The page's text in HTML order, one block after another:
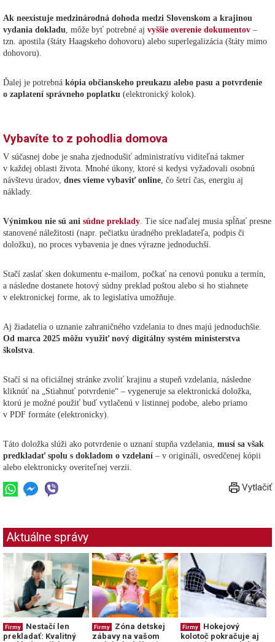
Ak neexistuje medzinárodná dohoda medzi Slovenskom a krajinou
vydania dokladu , môže byť potrebné aj vyššie overenie dokumentov –
tzn. apostila (štáty Haagskeho dohovoru) alebo superlegalizácia (štáty mimo
dohovoru).
Ďalej je potrebná kópia občianskeho preukazu alebo pasu a potvrdenie
o zaplatení správneho poplatku (elektronický kolok).
Vybavíte to z pohodlia domova
V súčasnej dobe je snaha zjednodušiť administratívu viditeľná takmer
v každej oblasti života. Mnohé úkony, ktoré si kedysi vyžadovali osobnú
návštevu úradov, dnes vieme vybaviť online , čo šetrí čas, energiu aj
náklady.
Výnimkou nie sú ani súdne preklady . Tie síce naďalej musia spĺňať presne
stanovené náležitosti (napr. pečiatku úradného prekladateľa, podpis či
doložku), no proces vybavenia je dnes výrazne jednoduchší.
Stačí zaslať sken dokumentu e-mailom, počkať na cenovú ponuku a termín,
a následne dostanete hotový súdny preklad poštou alebo si ho stiahnete
v elektronickej forme, ak to legislatíva umožňuje.
Aj žiadatelia o uznanie zahraničného vzdelania to dnes majú jednoduchšie.
Od marca 2025 môžu využiť nový digitálny systém ministerstva
školstva
Stačí si na oficiálnej stránke zvoliť krajinu a stupeň vzdelania, následne
kliknúť na „Stiahnuť potvrdenie“ – vygeneruje sa elektronická doložka,
ktorú je možné použiť buď vytlačenú v listinnej podobe, alebo priamo
v PDF formáte (elektronicky).
Táto doložka slúži ako potvrdenie o uznaní stupňa vzdelania, musí sa však
predkladať spolu s dokladom o vzdelaní – v origináli, osvedčenej kópii
alebo elektronicky overiteľnej verzii.
Vytlačiť
Aktuálne správy
Firmy
Nestačí len
prekladať: Kvalitný
Firmy
Zóna detskej
zábavy na vašom
Firmy
Hokejový
kolotoč pokračuje aj